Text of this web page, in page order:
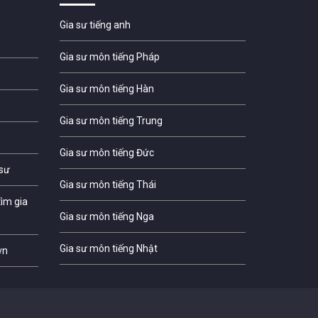
gia
Gia sư tiếng anh
Gia sư môn tiếng Pháp
Gia sư môn tiếng Hàn
Gia sư môn tiếng Trung
Gia sư môn tiếng Đức
Gia sư môn tiếng Thái
Gia sư môn tiếng Nga
Gia sư môn tiếng Nhật